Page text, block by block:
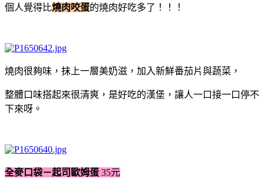
個人覺得比燒肉咬蛋的燒肉好吃多了！！！
燒肉很夠味，抹上一層美奶滋，加入新鮮番茄片與蔬菜，
整體口味搭起來很清爽，是好吃的漢堡，讓人一口接一口停不
下來呀。
全麥口袋－起司歐姆蛋 35元